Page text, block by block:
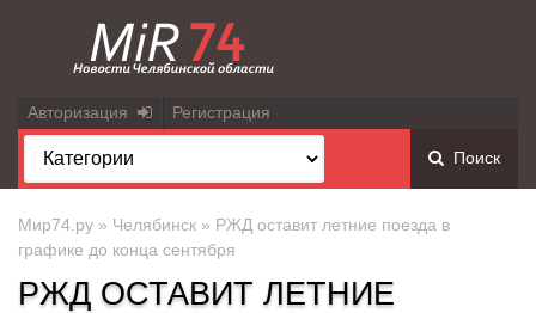
Авторизация Регистрация
Поиск
Мир74.ру » Челябинск » РЖД оставит летние поезда в
графике до конца сентября
РЖД ОСТАВИТ ЛЕТНИЕ